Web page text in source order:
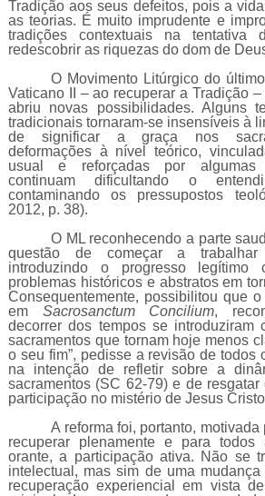
Tradição aos seus defeitos, pois a
as teorias. É muito imprudente e
tradições contextuais na tentativa
redescobrir as riquezas do dom de
O Movimento Litúrgico do
Vaticano II – ao recuperar a Tradição
abriu novas possibilidades. Alguns
tradicionais tornaram-se insensíveis à
de significar a graça nos
deformações à nível teórico,
usual e reforçadas por algumas
continuam dificultando o
contaminando os pressupostos
2012, p. 38).
O ML reconhecendo a parte
questão de começar a trabalhar
introduzindo o progresso legítimo
problemas históricos e abstratos em
Consequentemente, possibilitou que
em Sacrosanctum Concilium,
decorrer dos tempos se introduziram
sacramentos que tornam hoje menos
o seu fim”, pedisse a revisão de todos
na intenção de refletir sobre a
sacramentos (SC 62-79) e de
participação no mistério de Jesus
A reforma foi, portanto,
recuperar plenamente e para
orante, a participação ativa. Não se
intelectual, mas sim de uma
recuperação experiencial em vista